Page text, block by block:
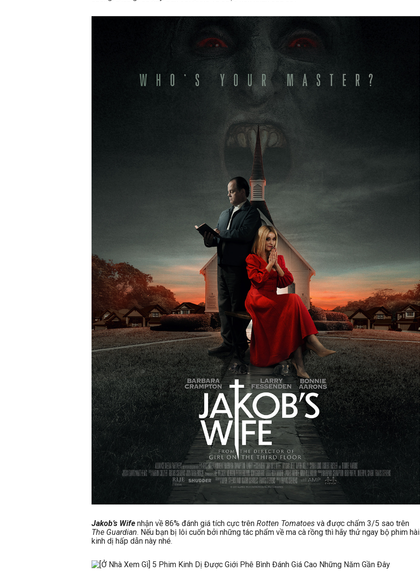
Jakob’s Wife nhận về 86% đánh giá tích cực trên Rotten Tomatoes và được chấm 3/5 sao trên
The Guardian. Nếu bạn bị lôi cuốn bởi những tác phẩm về ma cà rồng thì hãy thử ngay bộ phim hài
kinh dị hấp dẫn này nhé.